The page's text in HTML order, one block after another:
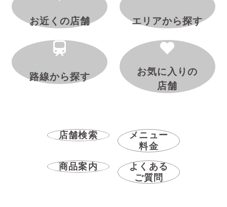
お近くの店舗 エリアから探す
路線から探す
お気に入りの
店舗
店舗検索
メニュー
料金
商品案内
よくある
ご質問